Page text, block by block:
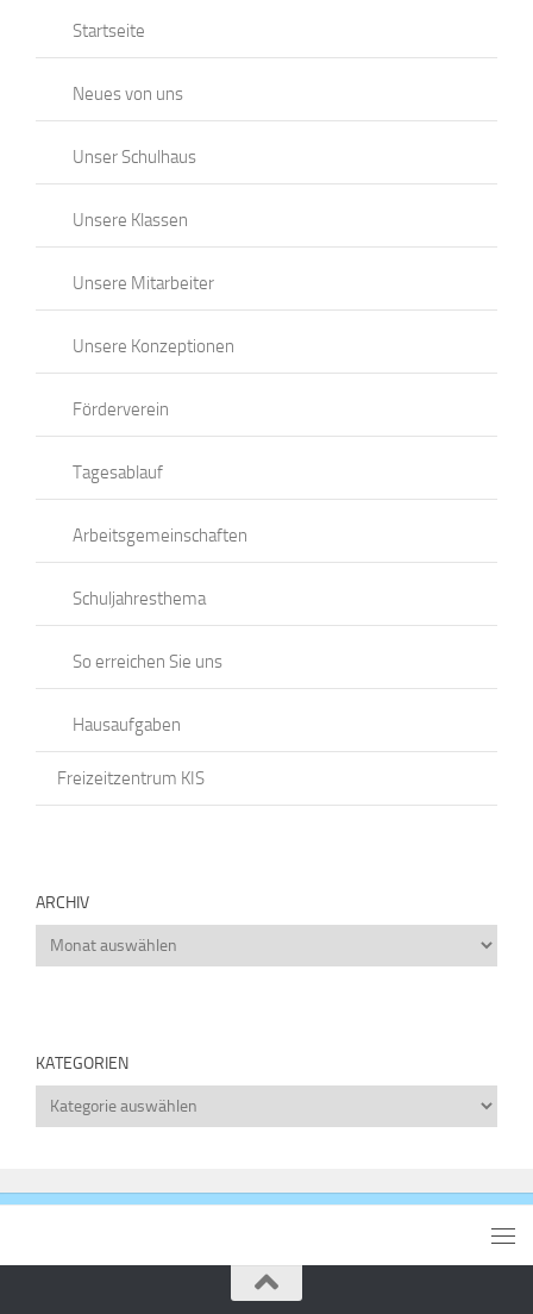
Startseite
Neues von uns
Unser Schulhaus
Unsere Klassen
Unsere Mitarbeiter
Unsere Konzeptionen
Förderverein
Tagesablauf
Arbeitsgemeinschaften
Schuljahresthema
So erreichen Sie uns
Hausaufgaben
Freizeitzentrum KIS
ARCHIV
Archiv
KATEGORIEN
Kategorien